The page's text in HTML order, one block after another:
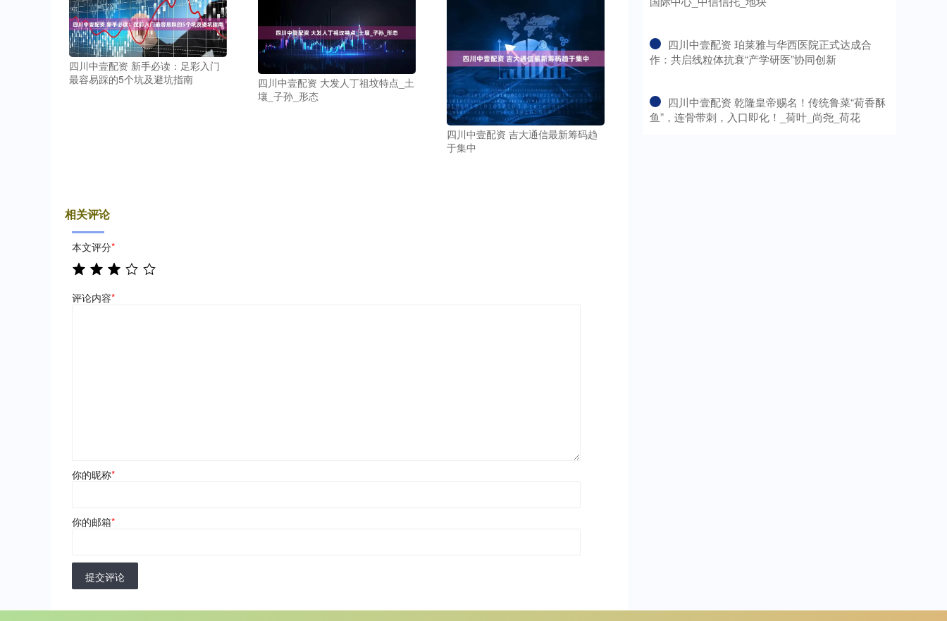
四川中壹配资 新手必读：足彩入门
最容易踩的5个坑及避坑指南
四川中壹配资 大发人丁祖坟特点_土
壤_子孙_形态
四川中壹配资 吉大通信最新筹码趋
于集中
相关评论
本文评分*
评论内容*
你的昵称*
你的邮箱*
提交评论
​四川中壹配资 珀莱雅与华西医院正式达成合
作：共启线粒体抗衰“产学研医”协同创新
​四川中壹配资 乾隆皇帝赐名！传统鲁菜“荷香酥
鱼”，连骨带刺，入口即化！_荷叶_尚尧_荷花